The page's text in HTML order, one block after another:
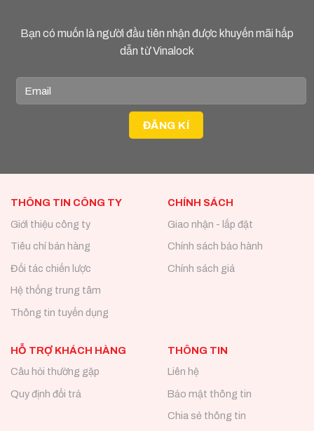
Bạn có muốn là người đầu tiên nhận được khuyến mãi hấp
dẫn từ Vinalock
THÔNG TIN CÔNG TY
Giới thiệu công ty
Tiêu chí bán hàng
Đối tác chiến lược
Hệ thống trung tâm
Thông tin tuyển dụng
CHÍNH SÁCH
Giao nhận - lắp đặt
Chính sách bảo hành
Chính sách giá
HỖ TRỢ KHÁCH HÀNG
Câu hỏi thường gặp
Quy định đổi trả
THÔNG TIN
Liên hệ
Bảo mật thông tin
Chia sẻ thông tin